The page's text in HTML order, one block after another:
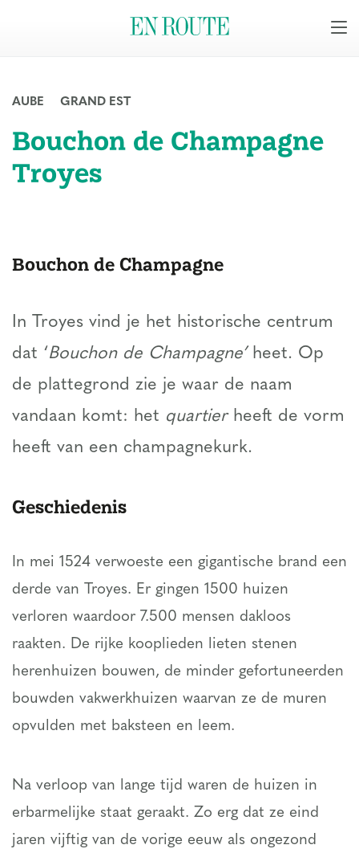
AUBE GRAND EST
Bouchon de Champagne
Troyes
Bouchon de Champagne
In Troyes vind je het historische centrum
dat ‘Bouchon de Champagne’heet. Op
de plattegrond zie je waar de naam
vandaan komt: het quartierheeft de vorm
heeft van een champagnekurk.
Geschiedenis
In mei 1524 verwoeste een gigantische brand een
derde van Troyes. Er gingen 1500 huizen
verloren waardoor 7.500 mensen dakloos
raakten. De rijke kooplieden lieten stenen
herenhuizen bouwen, de minder gefortuneerden
bouwden vakwerkhuizen waarvan ze de muren
opvulden met baksteen en leem.
Na verloop van lange tijd waren de huizen in
erbarmelijke staat geraakt. Zo erg dat ze eind
jaren vijftig van de vorige eeuw als ongezond